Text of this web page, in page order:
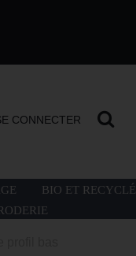
CONNECTER
BIO ET RECYCLÉ
profil bas